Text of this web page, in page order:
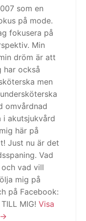
som en
på mode.
fokusera på
Min
dröm är att
har också
men
omvårdnad
i akutsjukvård
här på
Just nu är det
Vad
vad vill
mig på
på Facebook:
MIG! Visa